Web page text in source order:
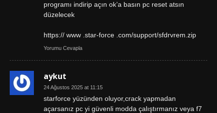
programı indirip açın ok’a basın pc reset atsın
düzelecek
https:// www .star-force .com/support/sfdrvrem.zip
Yorumu Cevapla
aykut
24 Ağustos 2025 at 11:15
starforce yüzünden oluyor,crack yapmadan
açarsanız pc yi güvenli modda çalıştırmanız veya f7